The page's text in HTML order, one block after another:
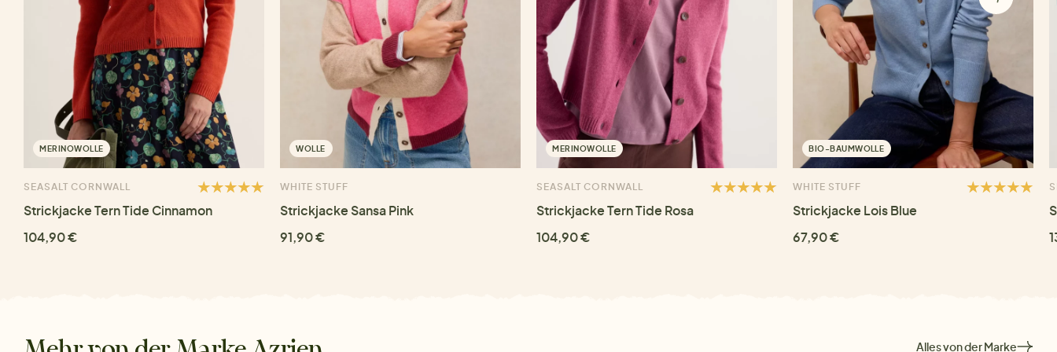
MERINOWOLLE
SEASALT CORNWALL
Strickjacke Tern Tide Cinnamon
104,90 €
WOLLE
WHITE STUFF
Strickjacke Sansa Pink
91,90 €
MERINOWOLLE
SEASALT CORNWALL
Strickjacke Tern Tide Rosa
104,90 €
BIO-BAUMWOLLE
WHITE STUFF
Strickjacke Lois Blue
67,90 €
Alles von der Marke